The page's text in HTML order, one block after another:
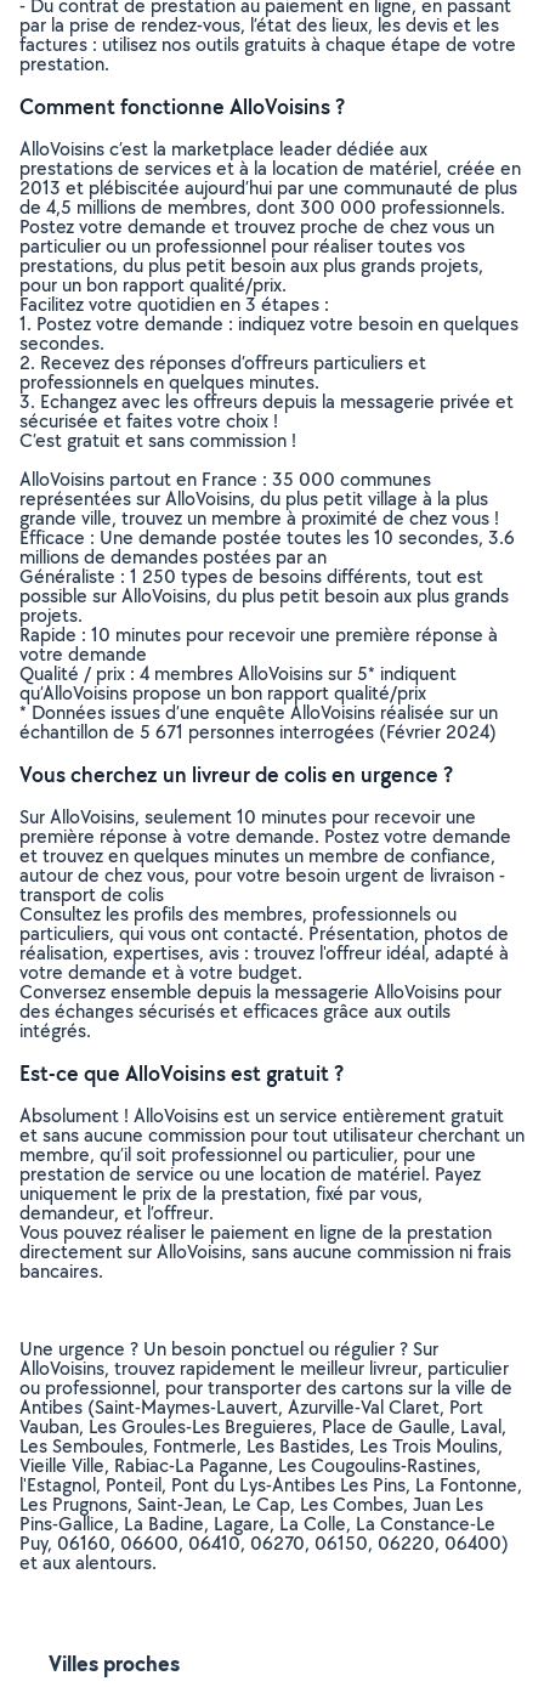
- Du contrat de prestation au paiement en ligne, en passant
par la prise de rendez-vous, l’état des lieux, les devis et les
factures : utilisez nos outils gratuits à chaque étape de votre
prestation.
Comment fonctionne AlloVoisins ?
AlloVoisins c’est la marketplace leader dédiée aux
prestations de services et à la location de matériel, créée en
2013 et plébiscitée aujourd’hui par une communauté de plus
de 4,5 millions de membres, dont 300 000 professionnels.
Postez votre demande et trouvez proche de chez vous un
particulier ou un professionnel pour réaliser toutes vos
prestations, du plus petit besoin aux plus grands projets,
pour un bon rapport qualité/prix.
Facilitez votre quotidien en 3 étapes :
1. Postez votre demande : indiquez votre besoin en quelques
secondes.
2. Recevez des réponses d’offreurs particuliers et
professionnels en quelques minutes.
3. Echangez avec les offreurs depuis la messagerie privée et
sécurisée et faites votre choix !
C’est gratuit et sans commission !
AlloVoisins partout en France : 35 000 communes
représentées sur AlloVoisins, du plus petit village à la plus
grande ville, trouvez un membre à proximité de chez vous !
Efficace : Une demande postée toutes les 10 secondes, 3.6
millions de demandes postées par an
Généraliste : 1 250 types de besoins différents, tout est
possible sur AlloVoisins, du plus petit besoin aux plus grands
projets.
Rapide : 10 minutes pour recevoir une première réponse à
votre demande
Qualité / prix : 4 membres AlloVoisins sur 5* indiquent
qu’AlloVoisins propose un bon rapport qualité/prix
* Données issues d’une enquête AlloVoisins réalisée sur un
échantillon de 5 671 personnes interrogées (Février 2024)
Vous cherchez un livreur de colis en urgence ?
Sur AlloVoisins, seulement 10 minutes pour recevoir une
première réponse à votre demande. Postez votre demande
et trouvez en quelques minutes un membre de confiance,
autour de chez vous, pour votre besoin urgent de livraison -
transport de colis
Consultez les profils des membres, professionnels ou
particuliers, qui vous ont contacté. Présentation, photos de
réalisation, expertises, avis : trouvez l'offreur idéal, adapté à
votre demande et à votre budget.
Conversez ensemble depuis la messagerie AlloVoisins pour
des échanges sécurisés et efficaces grâce aux outils
intégrés.
Est-ce que AlloVoisins est gratuit ?
Absolument ! AlloVoisins est un service entièrement gratuit
et sans aucune commission pour tout utilisateur cherchant un
membre, qu’il soit professionnel ou particulier, pour une
prestation de service ou une location de matériel. Payez
uniquement le prix de la prestation, fixé par vous,
demandeur, et l’offreur.
Vous pouvez réaliser le paiement en ligne de la prestation
directement sur AlloVoisins, sans aucune commission ni frais
bancaires.
Une urgence ? Un besoin ponctuel ou régulier ? Sur
AlloVoisins, trouvez rapidement le meilleur livreur, particulier
ou professionnel, pour transporter des cartons sur la ville de
Antibes (Saint-Maymes-Lauvert, Azurville-Val Claret, Port
Vauban, Les Groules-Les Breguieres, Place de Gaulle, Laval,
Les Semboules, Fontmerle, Les Bastides, Les Trois Moulins,
Vieille Ville, Rabiac-La Paganne, Les Cougoulins-Rastines,
l'Estagnol, Ponteil, Pont du Lys-Antibes Les Pins, La Fontonne,
Les Prugnons, Saint-Jean, Le Cap, Les Combes, Juan Les
Pins-Gallice, La Badine, Lagare, La Colle, La Constance-Le
Puy, 06160, 06600, 06410, 06270, 06150, 06220, 06400)
et aux alentours.
Villes proches